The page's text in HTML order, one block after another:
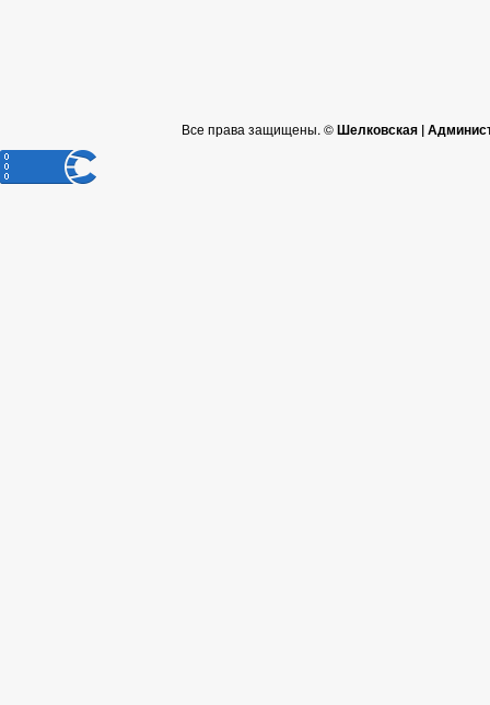
Все права защищены. ©Шелковская |